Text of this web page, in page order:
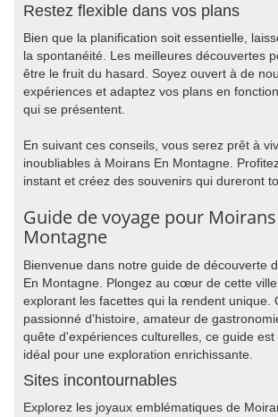
Restez flexible dans vos plans
Bien que la planification soit essentielle,
la spontanéité. Les meilleures découvertes
être le fruit du hasard. Soyez ouvert à de
expériences et adaptez vos plans en
qui se présentent.
En suivant ces conseils, vous serez prêt à
inoubliables à Moirans En Montagne.
instant et créez des souvenirs qui dureront
Guide de voyage pour Moirans
Montagne
Bienvenue dans notre guide de découverte
En Montagne. Plongez au cœur de cette
explorant les facettes qui la rendent unique.
passionné d'histoire, amateur de
quête d'expériences culturelles, ce guide
idéal pour une exploration enrichissante.
Sites incontournables
Explorez les joyaux emblématiques de